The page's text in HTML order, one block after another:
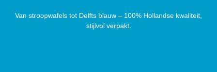
Van stroopwafels tot Delfts blauw – 100% Hollandse kwaliteit,
stijlvol verpakt.